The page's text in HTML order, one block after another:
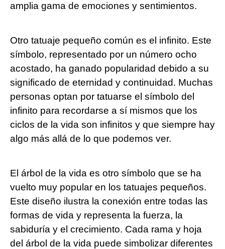
amplia gama de emociones y sentimientos.
Otro tatuaje pequeño común es el infinito. Este
símbolo, representado por un número ocho
acostado, ha ganado popularidad debido a su
significado de eternidad y continuidad. Muchas
personas optan por tatuarse el símbolo del
infinito para recordarse a sí mismos que los
ciclos de la vida son infinitos y que siempre hay
algo más allá de lo que podemos ver.
El árbol de la vida es otro símbolo que se ha
vuelto muy popular en los tatuajes pequeños.
Este diseño ilustra la conexión entre todas las
formas de vida y representa la fuerza, la
sabiduría y el crecimiento. Cada rama y hoja
del árbol de la vida puede simbolizar diferentes